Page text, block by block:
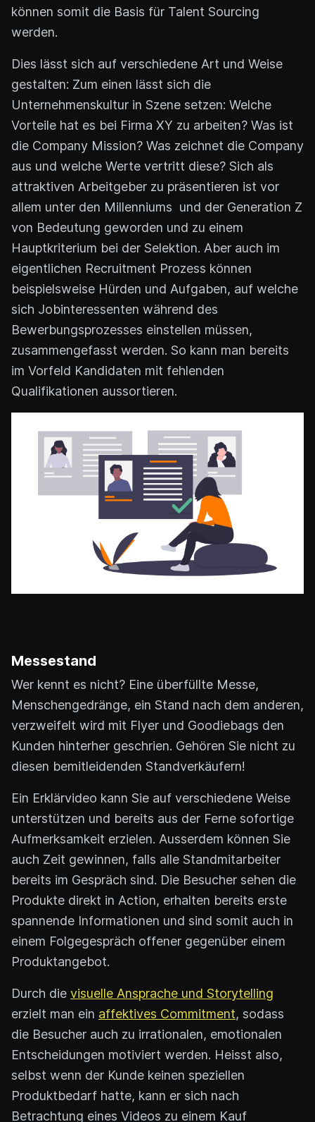
können somit die Basis für Talent Sourcing
werden.
Dies lässt sich auf verschiedene Art und Weise
gestalten: Zum einen lässt sich die
Unternehmenskultur in Szene setzen: Welche
Vorteile hat es bei Firma XY zu arbeiten? Was ist
die Company Mission? Was zeichnet die Company
aus und welche Werte vertritt diese? Sich als
attraktiven Arbeitgeber zu präsentieren ist vor
allem unter den Millenniums und der Generation Z
von Bedeutung geworden und zu einem
Hauptkriterium bei der Selektion. Aber auch im
eigentlichen Recruitment Prozess können
beispielsweise Hürden und Aufgaben, auf welche
sich Jobinteressenten während des
Bewerbungsprozesses einstellen müssen,
zusammengefasst werden. So kann man bereits
im Vorfeld Kandidaten mit fehlenden
Qualifikationen aussortieren.
Messestand
Wer kennt es nicht? Eine überfüllte Messe,
Menschengedränge, ein Stand nach dem anderen,
verzweifelt wird mit Flyer und Goodiebags den
Kunden hinterher geschrien. Gehören Sie nicht zu
diesen bemitleidenden Standverkäufern!
Ein Erklärvideo kann Sie auf verschiedene Weise
unterstützen und bereits aus der Ferne sofortige
Aufmerksamkeit erzielen. Ausserdem können Sie
auch Zeit gewinnen, falls alle Standmitarbeiter
bereits im Gespräch sind. Die Besucher sehen die
Produkte direkt in Action, erhalten bereits erste
spannende Informationen und sind somit auch in
einem Folgegespräch offener gegenüber einem
Produktangebot.
Durch die visuelle Ansprache und Storytelling
erzielt man ein affektives Commitment, sodass
die Besucher auch zu irrationalen, emotionalen
Entscheidungen motiviert werden. Heisst also,
selbst wenn der Kunde keinen speziellen
Produktbedarf hatte, kann er sich nach
Betrachtung eines Videos zu einem Kauf